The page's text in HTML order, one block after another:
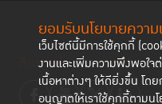
ยอมรับนโยบายควา
เว็บไซต์นี้มีการใช้คุกกี้
งานและเพิ่มความพึงพอใจ
เนื้อหาต่างๆ ให้ดียิ่งขึ้น โดย
อนุญาตให้เราใช้คุกกี้ตามน
ติดตามช่องทาง social